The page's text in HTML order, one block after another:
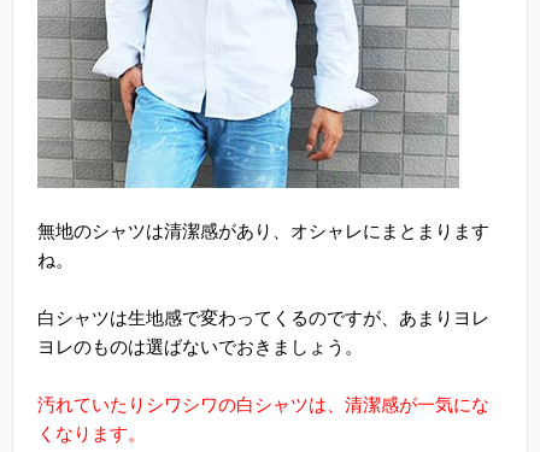
無地のシャツは清潔感があり、オシャレにまとまります
ね。
白シャツは生地感で変わってくるのですが、あまりヨレ
ヨレのものは選ばないでおきましょう。
汚れていたりシワシワの白シャツは、清潔感が一気にな
くなります。